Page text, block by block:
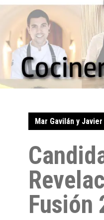
Mar Gavilán y
Fusión